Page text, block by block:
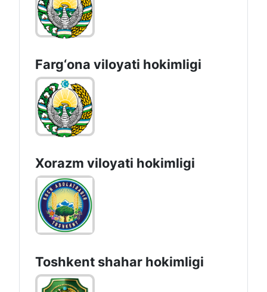
Farg‘оnа vilоyati hоkimligi
Xorazm vilоyati hоkimligi
Toshkеnt shаhаr hоkimligi